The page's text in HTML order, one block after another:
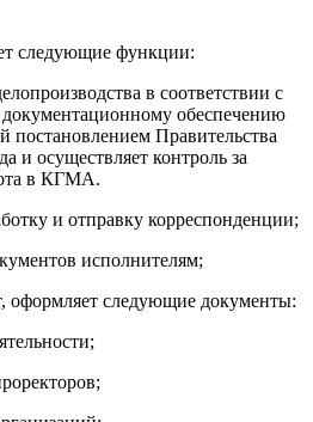
следующие функции:
в соответствии с
обеспечению
постановлением Правительства
и осуществляет контроль за
в КГМА.
и отправку корреспонденции;
исполнителям;
оформляет следующие документы: